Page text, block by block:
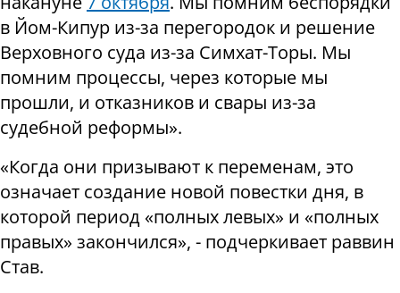
в Йом-Кипур из-за перегородок и решение
Верховного суда из-за Симхат-Торы. Мы
помним процессы, через которые мы
прошли, и отказников и свары из-за
судебной реформы».
«Когда они призывают к переменам, это
означает создание новой повестки дня, в
которой период «полных левых» и «полных
правых» закончился», - подчеркивает раввин
Став.